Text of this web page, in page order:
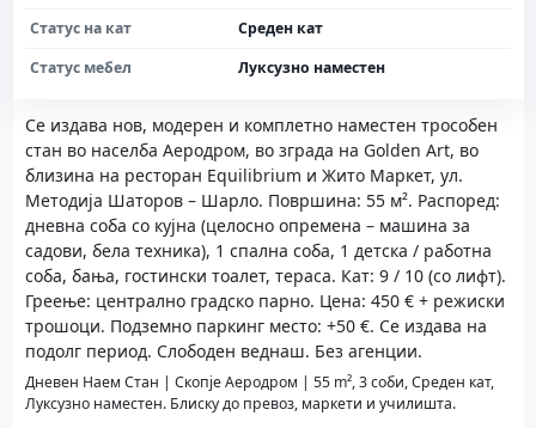
Се издава нов, модерен и комплетно наместен трособен
стан во населба Аеродром, во зграда на Golden Art, во
близина на ресторан Equilibrium и Жито Маркет, ул.
Методија Шаторов – Шарло. Површина: 55 м². Распоред:
дневна соба со кујна (целосно опремена – машина за
садови, бела техника), 1 спална соба, 1 детска / работна
соба, бања, гостински тоалет, тераса. Кат: 9 / 10 (со лифт).
Греење: централно градско парно. Цена: 450 € + режиски
трошоци. Подземно паркинг место: +50 €. Се издава на
подолг период. Слободен веднаш. Без агенции.
Дневен Наем Стан | Скопје Аеродром | 55 m², 3 соби, Среден кат,
Луксузно наместен. Блиску до превоз, маркети и училишта.
Статус на кат
Среден кат
Статус мебел
Луксузно наместен